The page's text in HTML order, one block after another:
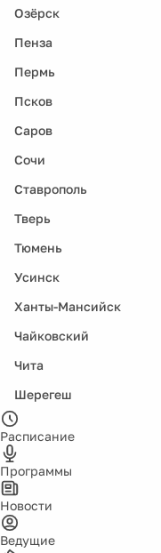
Озёрск
Пенза
Пермь
Псков
Саров
Сочи
Ставрополь
Тверь
Тюмень
Усинск
Ханты-Мансийск
Чайковский
Чита
Шерегеш
Расписание
Программы
Новости
Ведущие